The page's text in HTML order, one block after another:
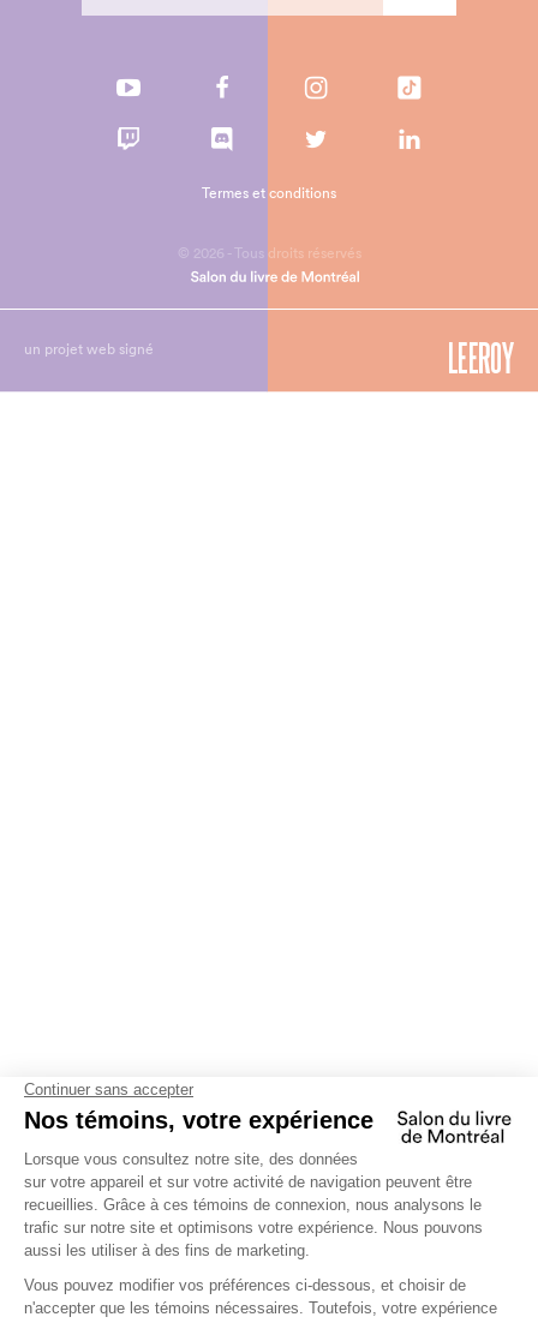
© 2026 - Tous droits réservés
Termes et conditions
un projet web signé